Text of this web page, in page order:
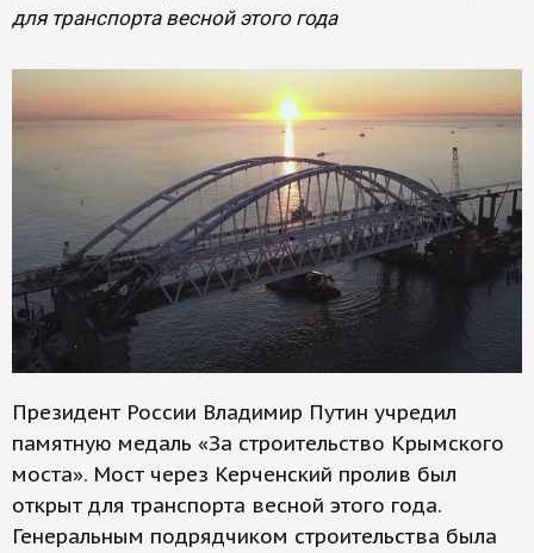
для транспорта весной этого года
Президент России Владимир Путин учредил
памятную медаль «За строительство Крымского
моста». Мост через Керченский пролив был
открыт для транспорта весной этого года.
Генеральным подрядчиком строительства была